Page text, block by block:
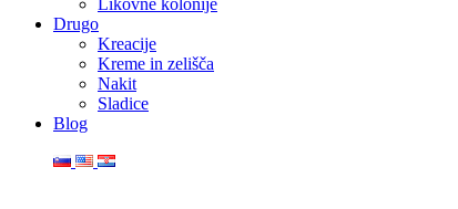
Likovne kolonije
Drugo
Kreacije
Kreme in zelišča
Nakit
Sladice
Blog